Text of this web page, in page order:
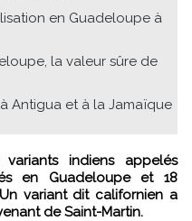
en Guadeloupe à
la valeur sûre de
Antigua et à la Jamaïque
en Guadeloupe et 18
variant dit californien a
de Saint-Martin.